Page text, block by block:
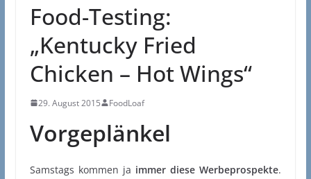
Food-Testing:
„Kentucky Fried
Chicken – Hot Wings“
29. August 2015 FoodLoaf
Vorgeplänkel
Samstags kommen ja immer diese Werbeprospekte.